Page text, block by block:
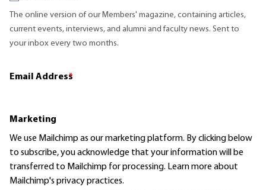
The online version of our Members' magazine, containing articles,
current events, interviews, and alumni and faculty news. Sent to
your inbox every two months.
Email Address
*
Marketing
We use Mailchimp as our marketing platform. By clicking below
to subscribe, you acknowledge that your information will be
transferred to Mailchimp for processing. Learn moreabout
Mailchimp's privacy practices.